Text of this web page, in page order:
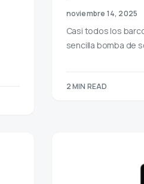
noviembre 14, 2025
Casi todos los
sencilla bomba de
2 MIN READ